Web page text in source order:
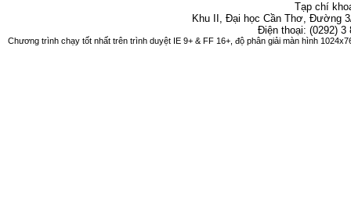
Tạp chí
Khu II, Đại học Cần Thơ, Đường
Điện thoại: (0292)
Chương trình chạy tốt nhất trên trình duyệt IE 9+ & FF 16+, độ phân giải màn hình